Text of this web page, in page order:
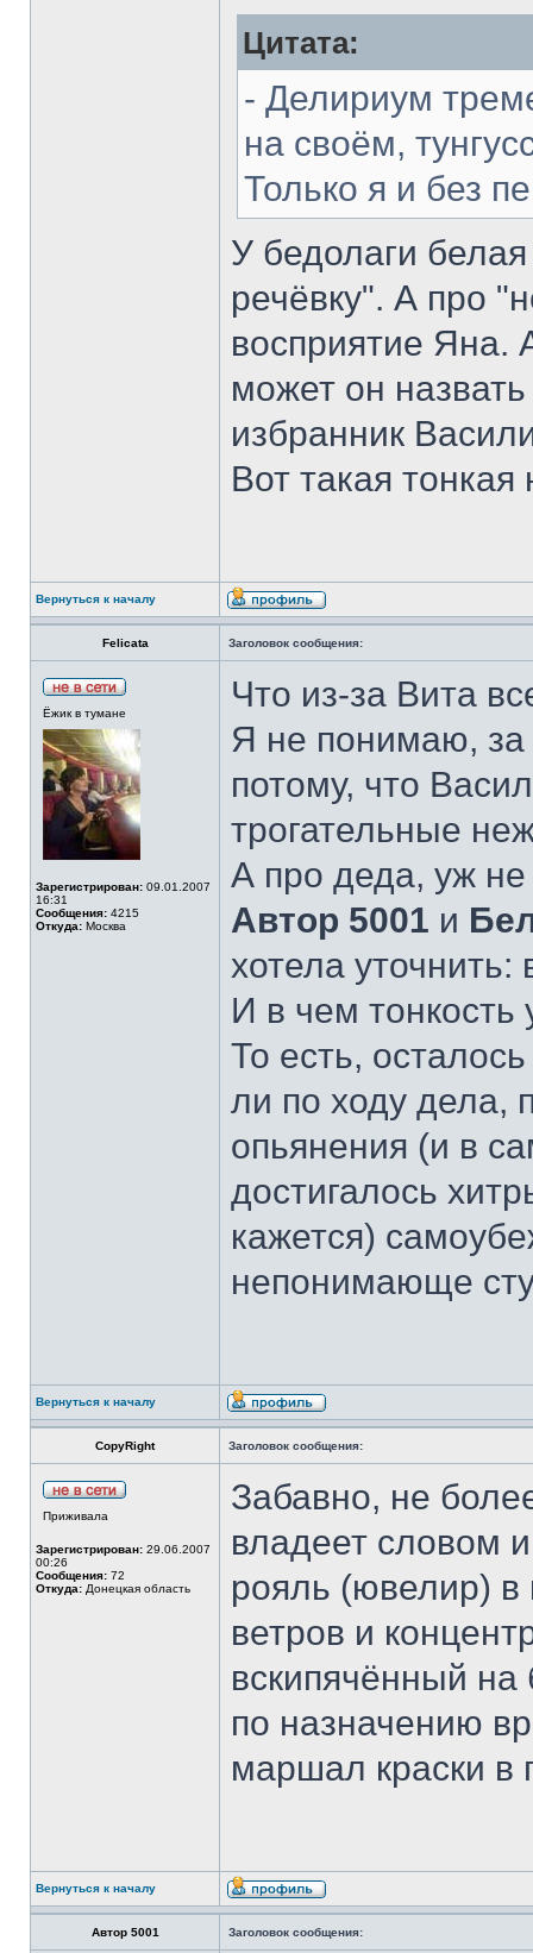
Цитата:
- Делириум
на своём,
Только я и без
У бедолаги
речёвку". А про
восприятие Яна.
может он
избранник
Вот такая
Вернуться к началу
Felicata Заголовок сообщения:
Ёжик в тумане
Зарегистрирован: 09.01.2007
16:31
Сообщения: 4215
Откуда: Москва
Что из-за Вита
Я не понимаю, за
потому, что
трогательные
А про деда, уж
Автор 5001 и
хотела
И в чем тонкость
То есть,
ли по ходу дела,
опьянения (и в
достигалось
кажется)
непонимающе
Вернуться к началу
CopyRight Заголовок сообщения:
Приживала
Зарегистрирован: 29.06.2007
00:26
Сообщения: 72
Откуда: Донецкая область
Забавно, не
владеет словом
рояль (ювелир) в
ветров и
вскипячённый
по назначению
маршал краски в
Вернуться к началу
Автор 5001 Заголовок сообщения: